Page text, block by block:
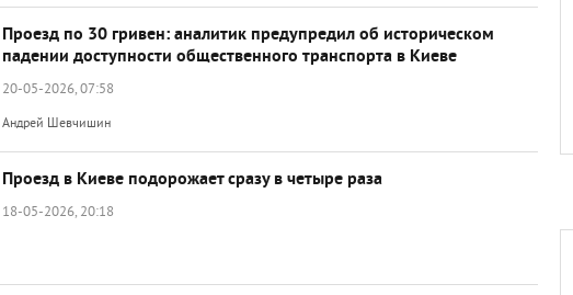
Проезд по 30 гривен: аналитик предупредил об историческом
падении доступности общественного транспорта в Киеве
20-05-2026, 07:58
Андрей Шевчишин
Проезд в Киеве подорожает сразу в четыре раза
18-05-2026, 20:18